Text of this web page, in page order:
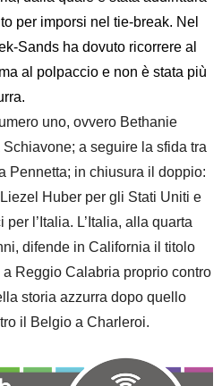
per imporsi nel tie-break. Nel
Sands ha dovuto ricorrere al
al polpaccio e non è stata più
uno, ovvero Bethanie
a seguire la sfida tra
Pennetta; in chiusura il doppio:
Huber per gli Stati Uniti e
l’Italia. L’Italia, alla quarta
difende in California il titolo
Reggio Calabria proprio contro
storia azzurra dopo quello
il Belgio a Charleroi.